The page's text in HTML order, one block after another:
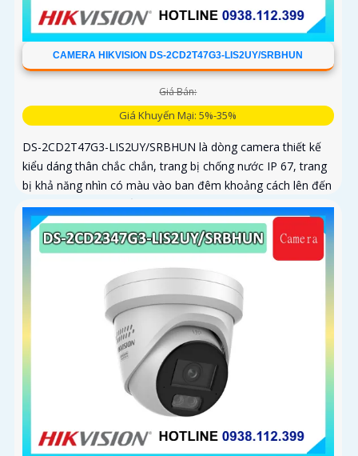
CAMERA HIKVISION DS-2CD2T47G3-LIS2UY/SRBHUN
Giá Bán:
Giá Khuyến Mại: 5%-35%
DS-2CD2T47G3-LIS2UY/SRBHUN là dòng camera thiết kế
kiểu dáng thân chắc chắn, trang bị chống nước IP 67, trang
bị khả năng nhìn có màu vào ban đêm khoảng cách lên đến
60m, phát hiện chuyển động và phân biệt được người và
phương tiện, ống kính 4